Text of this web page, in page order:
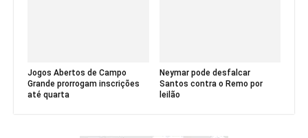
Jogos Abertos de Campo
Grande prorrogam inscrições
até quarta
Neymar pode desfalcar
Santos contra o Remo por
leilão